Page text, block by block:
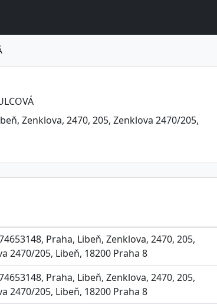
Zenklova, 2470, 205, Zenklova 2470/205,
Praha, Libeň, Zenklova, 2470, 205,
2470/205, Libeň, 18200 Praha 8
Praha, Libeň, Zenklova, 2470, 205,
2470/205, Libeň, 18200 Praha 8